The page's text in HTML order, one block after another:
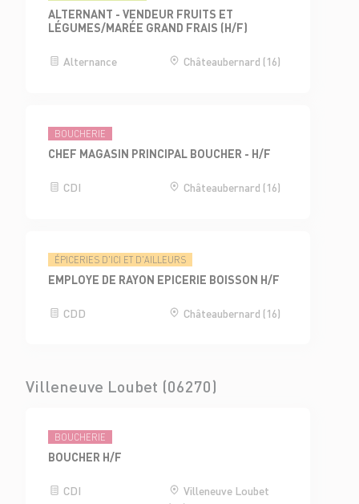
ALTERNANT - VENDEUR FRUITS ET
LÉGUMES/MARÉE GRAND FRAIS (H/F)
Alternance Châteaubernard (16)
BOUCHERIE
CHEF MAGASIN PRINCIPAL BOUCHER - H/F
CDI Châteaubernard (16)
ÉPICERIES D'ICI ET D'AILLEURS
EMPLOYE DE RAYON EPICERIE BOISSON H/F
CDD Châteaubernard (16)
Villeneuve Loubet (06270)
BOUCHERIE
BOUCHER H/F
CDI
Villeneuve Loubet